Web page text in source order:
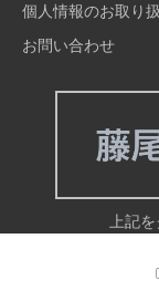
個人情報のお取り
お問い合わせ
上記